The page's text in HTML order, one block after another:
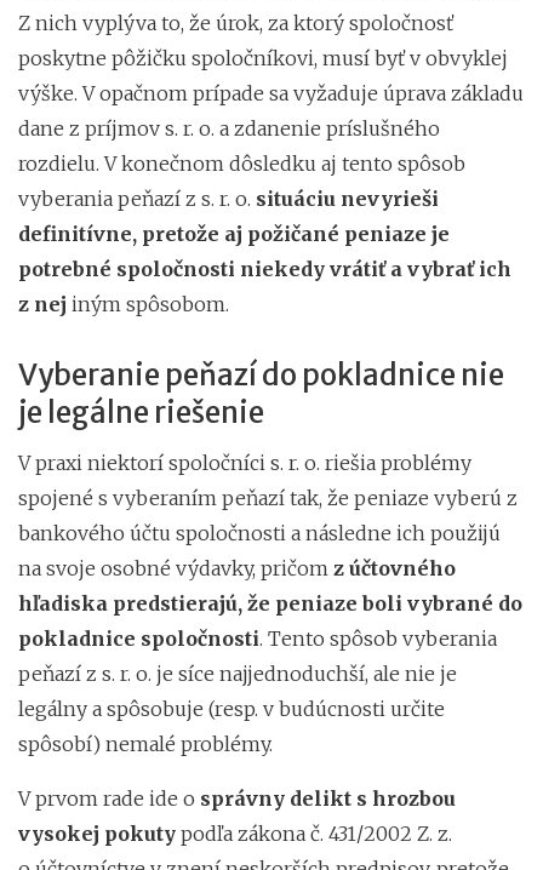
Z nich vyplýva to, že úrok, za ktorý spoločnosť
poskytne pôžičku spoločníkovi, musí byť v obvyklej
výške. V opačnom prípade sa vyžaduje úprava základu
dane z príjmov s. r. o. a zdanenie príslušného
rozdielu. V konečnom dôsledku aj tento spôsob
vyberania peňazí z s. r. o. situáciu nevyrieši
definitívne, pretože aj požičané peniaze je
potrebné spoločnosti niekedy vrátiť a vybrať ich
z nej iným spôsobom.
Vyberanie peňazí do pokladnice nie
je legálne riešenie
V praxi niektorí spoločníci s. r. o. riešia problémy
spojené s vyberaním peňazí tak, že peniaze vyberú z
bankového účtu spoločnosti a následne ich použijú
na svoje osobné výdavky, pričom z účtovného
hľadiska predstierajú, že peniaze boli vybrané do
pokladnice spoločnosti. Tento spôsob vyberania
peňazí z s. r. o. je síce najjednoduchší, ale nie je
legálny a spôsobuje (resp. v budúcnosti určite
spôsobí) nemalé problémy.
V prvom rade ide o správny delikt s hrozbou
vysokej pokuty podľa zákona č. 431/2002 Z. z.